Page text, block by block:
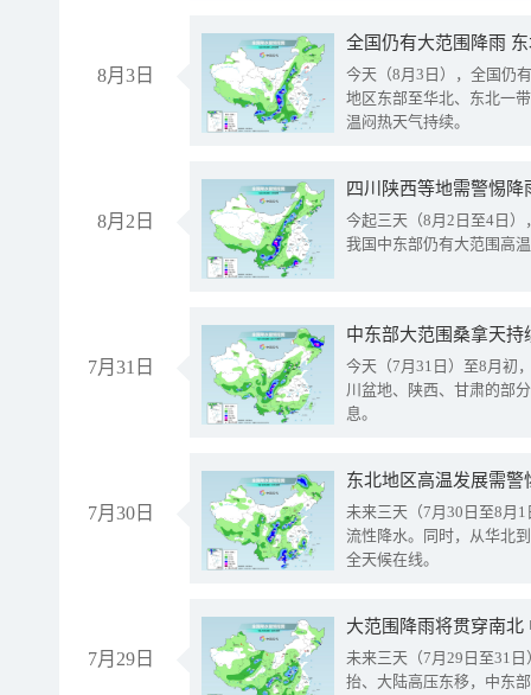
8月3日
全国仍有大范围降雨
今天（8月3日），全国仍
地区东部至华北、东北一
温闷热天气持续。
8月2日
今起三天（8月2日至4日
我国中东部仍有大范围高
7月31日
中东部大范围桑拿天
今天（7月31日）至8月初
川盆地、陕西、甘肃的部
息。
7月30日
东北地区高温发展需
未来三天（7月30日至8月
流性降水。同时，从华北
全天候在线。
7月29日
大范围降雨将贯穿南
未来三天（7月29日至31
抬、大陆高压东移，中东